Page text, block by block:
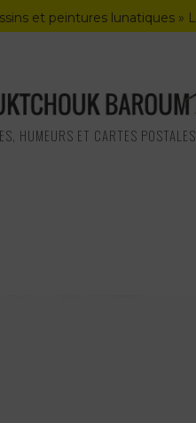
et peintures lunatiques »
HUMEURS ET CARTES POSTALES